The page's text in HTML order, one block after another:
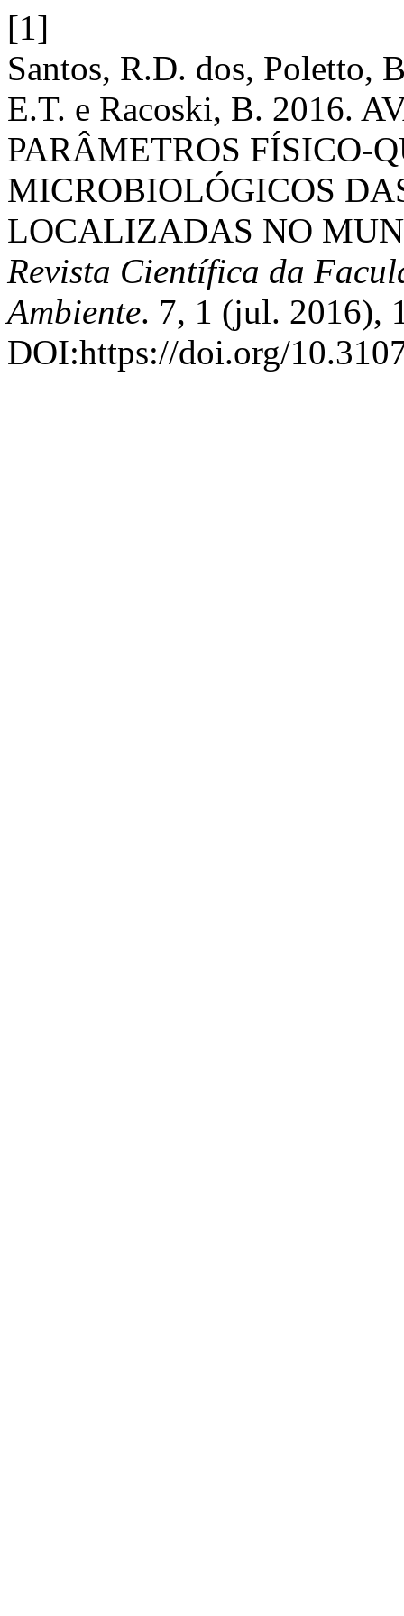
[1]
Santos, R.D. dos, Poletto,
E.T. e Racoski, B. 2016.
PARÂMETROS FÍSICO-
MICROBIOLÓGICOS
LOCALIZADAS NO
Revista Científica da
Ambiente. 7, 1 (jul. 2016),
DOI:https://doi.org/